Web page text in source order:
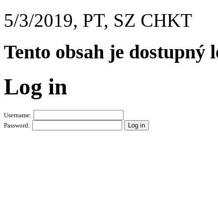
5/3/2019, PT, SZ CHKT
Tento obsah je dostupný
Log in
Username:
Password: